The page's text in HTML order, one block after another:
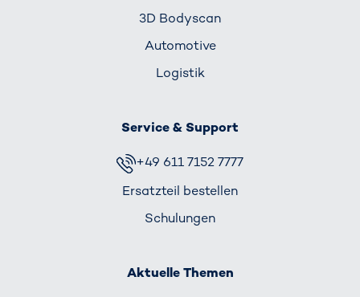
3D Bodyscan
Automotive
Logistik
Service & Support
+49 611 7152 7777
Ersatzteil bestellen
Schulungen
Aktuelle Themen